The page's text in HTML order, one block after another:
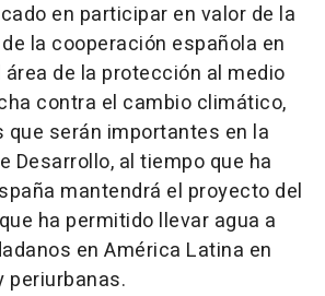
en participar en valor de la
la cooperación española en
área de la protección al medio
contra el cambio climático,
que serán importantes en la
Desarrollo, al tiempo que ha
mantendrá el proyecto del
ha permitido llevar agua a
en América Latina en
periurbanas.